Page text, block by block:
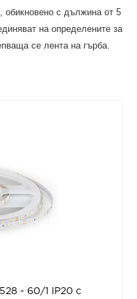
обикновено с дължина от 5
на определените за
се лента на гърба.
- 60/1 IP20 с